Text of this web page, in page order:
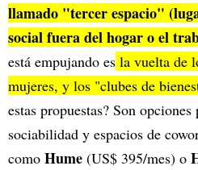
llamado "tercer espacio"
social fuera del hogar o el
está empujando es la vuelta de
mujeres, y los "clubes de
estas propuestas? Son
sociabilidad y espacios de
como Hume (US$ 395/mes) o